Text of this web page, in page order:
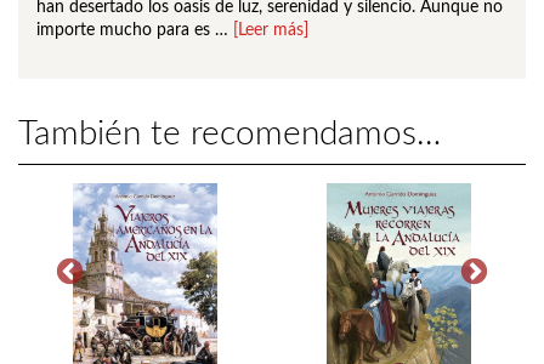
han desertado los oasis de luz, serenidad y silencio. Aunque no
importe mucho para es …
[Leer más]
También te recomendamos…